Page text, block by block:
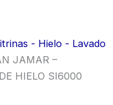
- Hielo - Lavado
JAMAR –
HIELO SI6000